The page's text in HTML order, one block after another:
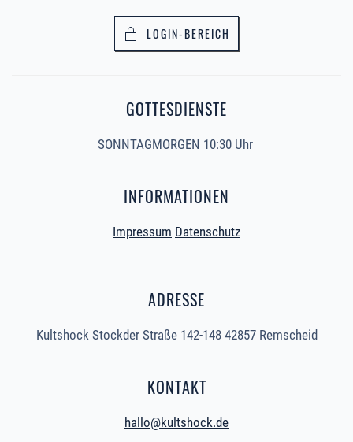
LOGIN-BEREICH
GOTTESDIENSTE
SONNTAGMORGEN 10:30 Uhr
INFORMATIONEN
Impressum Datenschutz
ADRESSE
Kultshock Stockder Straße 142-148 42857 Remscheid
KONTAKT
hallo@kultshock.de